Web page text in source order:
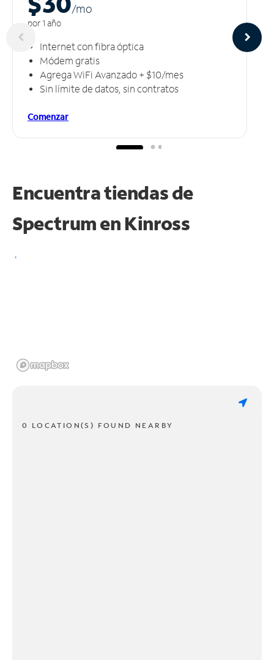
/mo
por 1 año
Internet con fibra óptica
Módem gratis
Agrega WiFi Avanzado + $10/mes
Sin límite de datos, sin contratos
Comenzar
Encuentra tiendas de
Spectrum en Kinross
0 LOCATION(S) FOUND NEARBY